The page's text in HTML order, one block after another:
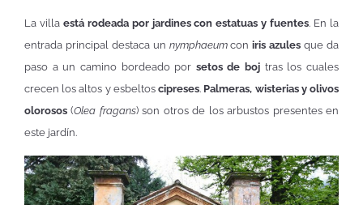
La villa está rodeada por jardines con estatuas y fuentes. En la
entrada principal destaca un nymphaeumconiris azules que da
paso a un camino bordeado por setos de boj tras los cuales
crecen los altos y esbeltoscipreses. Palmeras, wisterias y olivos
olorosos (Olea fragans) son otros de los arbustos presentes en
este jardín.